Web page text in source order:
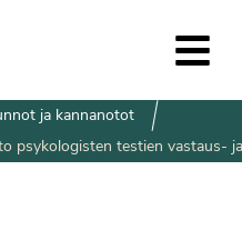
ja kannanotot
psykologisten testien vastaus-